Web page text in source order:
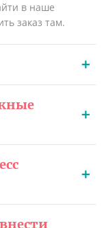
в наше
заказ там.